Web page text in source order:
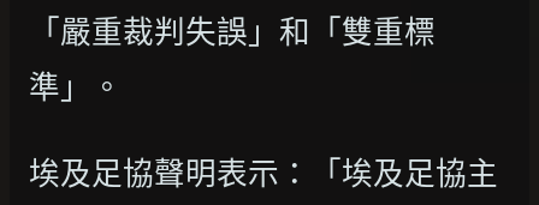
「嚴重裁判失誤」和「雙重標
準」。
埃及足協聲明表示：「埃及足協主